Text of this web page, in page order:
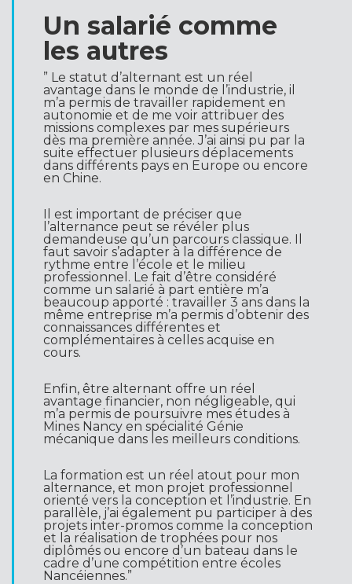
Un salarié comme
les autres
” Le statut d’alternant est un réel
avantage dans le monde de l’industrie, il
m’a permis de travailler rapidement en
autonomie et de me voir attribuer des
missions complexes par mes supérieurs
dès ma première année. J’ai ainsi pu par la
suite effectuer plusieurs déplacements
dans différents pays en Europe ou encore
en Chine.
Il est important de préciser que
l’alternance peut se révéler plus
demandeuse qu’un parcours classique. Il
faut savoir s’adapter à la différence de
rythme entre l’école et le milieu
professionnel. Le fait d’être considéré
comme un salarié à part entière m’a
beaucoup apporté : travailler 3 ans dans la
même entreprise m’a permis d’obtenir des
connaissances différentes et
complémentaires à celles acquise en
cours.
Enfin, être alternant offre un réel
avantage financier, non négligeable, qui
m’a permis de poursuivre mes études à
Mines Nancy en spécialité Génie
mécanique dans les meilleurs conditions.
La formation est un réel atout pour mon
alternance, et mon projet professionnel
orienté vers la conception et l’industrie. En
parallèle, j’ai également pu participer à des
projets inter-promos comme la conception
et la réalisation de trophées pour nos
diplômés ou encore d’un bateau dans le
cadre d’une compétition entre écoles
Nancéiennes.”